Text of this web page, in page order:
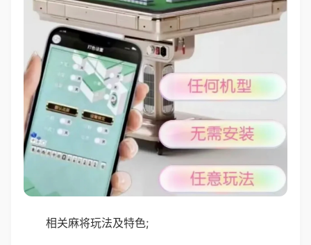
相关麻将玩法及特色;